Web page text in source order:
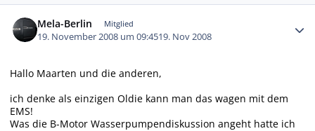
Mela-Berlin Mitglied
19. November 2008 um 09:4519. Nov 2008
Hallo Maarten und die anderen,
ich denke als einzigen Oldie kann man das wagen mit dem
EMS!
Was die B-Motor Wasserpumpendiskussion angeht hatte ich